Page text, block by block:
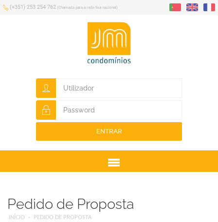
(+351) 253 254 762 (Chamada para a rede fixa nacional)
ENTRAR
Menu
Pedido de Proposta
INÍCIO PEDIDO DE PROPOSTA